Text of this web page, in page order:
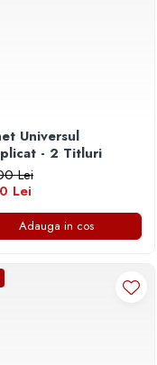
Universul
- 2 Titluri
Lei
Lei
Adauga in cos